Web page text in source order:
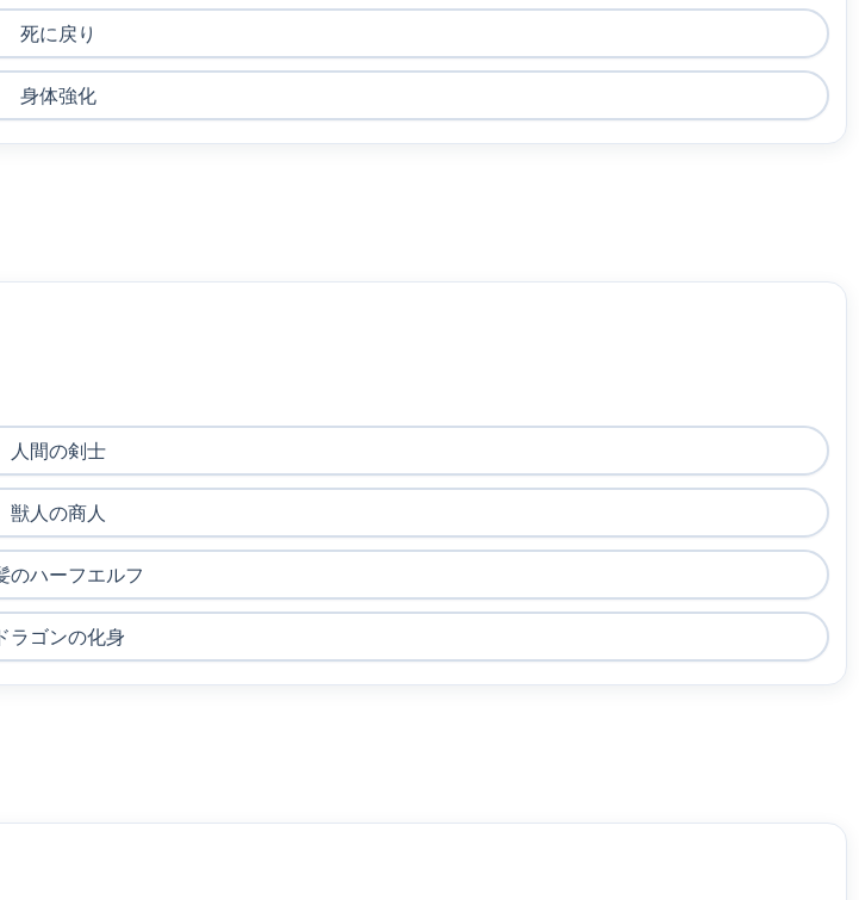
死に戻り
身体強化
人間の剣士
獣人の商人
のハーフエルフ
ラゴンの化身